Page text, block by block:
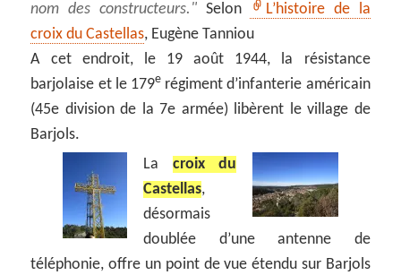
nom des constructeurs. Selon
L’histoire de la
croix du Castellas, Eugène Tanniou
A cet endroit, le 19 août 1944, la résistance
barjolaise et le 179e régiment d’infanterie américain
(45e division de la 7e armée) libèrent le village de
Barjols.
La croix du
Castellas,
désormais
doublée d’une antenne de
téléphonie, offre un point de vue étendu sur Barjols